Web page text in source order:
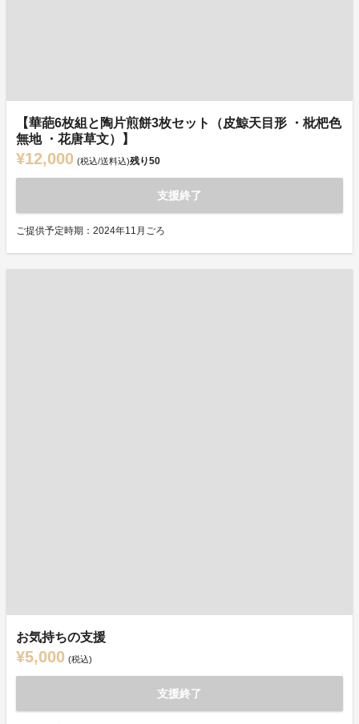
【華葩6枚組と陶片煎餅3枚セット（皮鯨天目形 ・枇杷色
無地 ・花唐草文）】
¥12,000 (税込/送料込)残り50
支援終了
ご提供予定時期：2024年11月ごろ
お気持ちの支援
¥5,000 (税込)
支援終了